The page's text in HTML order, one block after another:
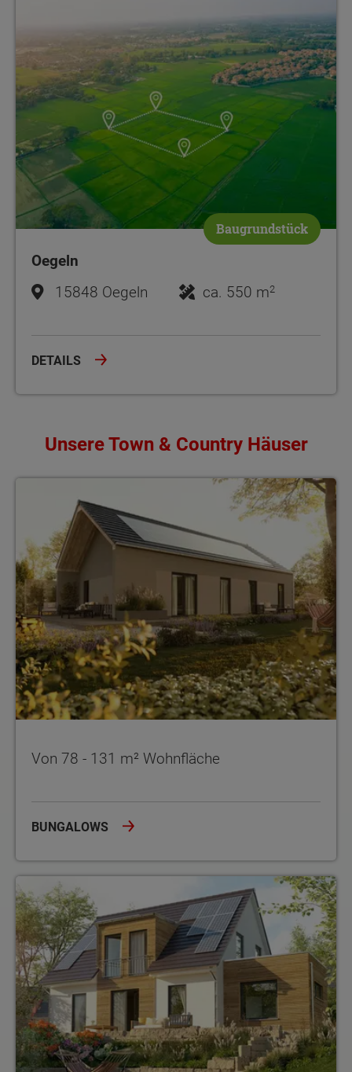
Baugrundstück
Oegeln
15848 Oegeln
ca. 550 m2
DETAILS
Unsere Town & Country Häuser
Von 78 - 131 m² Wohnfläche
BUNGALOWS
Von 90 - 152 m² Wohnfläche